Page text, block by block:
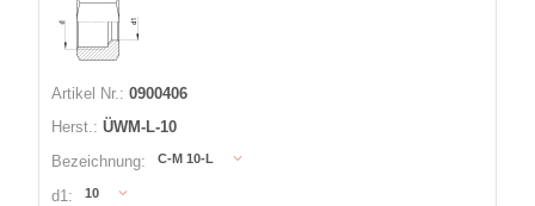
Artikel Nr.: 0900406
Herst.: ÜWM-L-10
Bezeichnung:
C-M 10-L
d1: 10